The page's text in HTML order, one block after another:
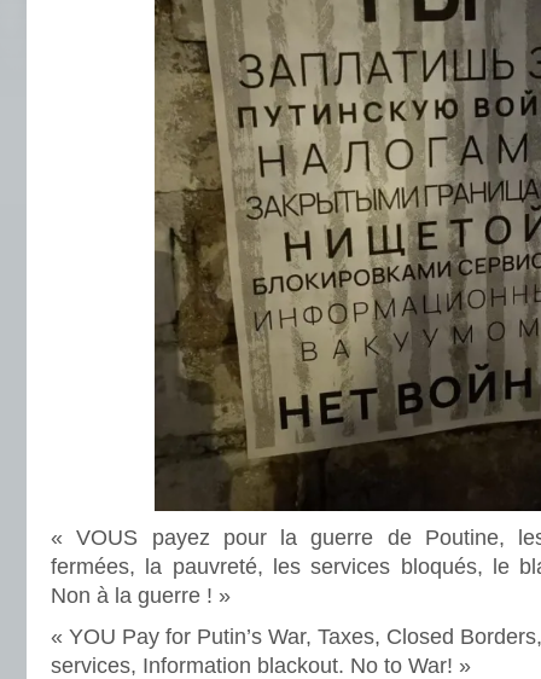
« VOUS payez pour la guerre de Poutine,
fermées, la pauvreté, les services bloqués, le
Non à la guerre ! »
« YOU Pay for Putin’s War, Taxes, Closed
services, Information blackout. No to War! »